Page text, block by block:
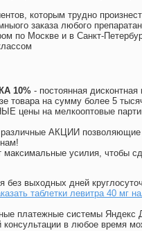
которым трудно
заказа любого
по Москве и в Санкт-
10% - постоянная
товара на сумму более 5
цены на мелкооптовые
различные АКЦИИ
усилия, чтобы
без выходных дней
таблетки левитра 40 мг
платежные системы Яндекс
в любое время